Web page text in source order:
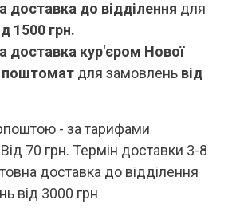
доставка до відділення для
1500 грн.
доставка кур'єром Нової
поштомат для замовлень від
- за тарифами
70 грн. Термін доставки 3-8
доставка до відділення
від 3000 грн